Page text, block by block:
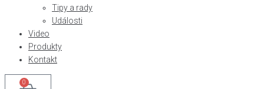
Tipy a rady
Události
Video
Produkty
Kontakt
0